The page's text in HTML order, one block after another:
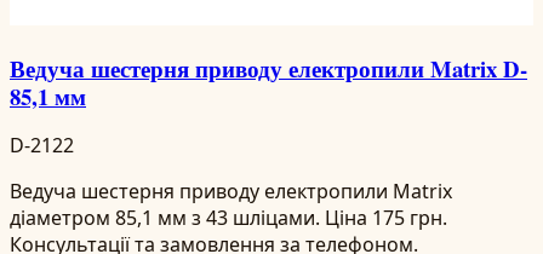
Ведуча шестерня приводу електропили Matrix D-
85,1 мм
D-2122
Ведуча шестерня приводу електропили Matrix
діаметром 85,1 мм з 43 шліцами. Ціна 175 грн.
Консультації та замовлення за телефоном.